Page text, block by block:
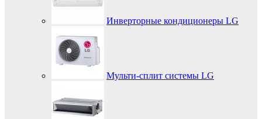
Инверторные кондиционеры LG
Мульти-сплит системы LG